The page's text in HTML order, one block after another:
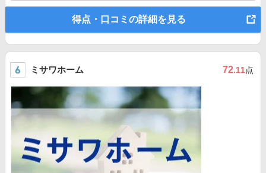
得点・口コミの詳細を見る
ミサワホーム 72.11点